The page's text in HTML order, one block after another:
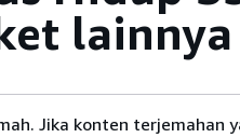
lainnya
Jika konten terjemahan